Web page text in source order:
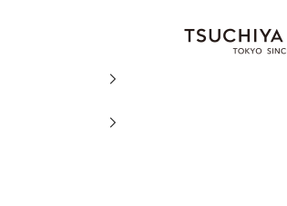
土屋鞄製造所